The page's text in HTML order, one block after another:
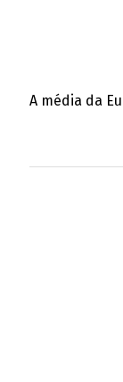
A média da